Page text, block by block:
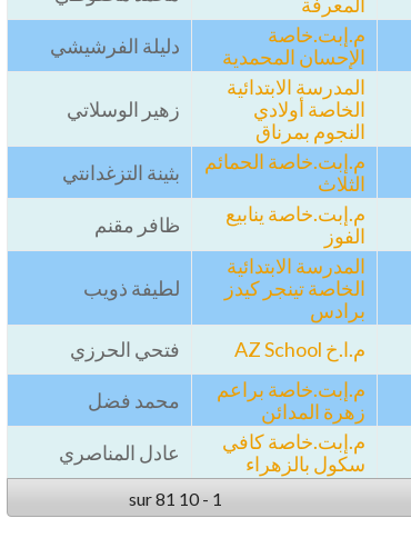
م.إبت.خاصة
الإحسان المحمدية
دليلة الفرشيشي
المدرسة الابتدائية
الخاصة أولادي
النجوم بمرناق
زهير الوسلاتي
م.إبت.خاصة الحمائم
الثلاث
بثينة التزغدانتي
م.إبت.خاصة ينابيع
الفوز
ظافر مقنم
المدرسة الابتدائية
الخاصة تينجر كيدز
برادس
لطيفة ذويب
م.ا.خ AZ School فتحي الحرزي
م.إبت.خاصة براعم
زهرة المدائن
محمد فضل
م.إبت.خاصة كافي
سكول بالزهراء
عادل المناصري
1 - 10 sur 81